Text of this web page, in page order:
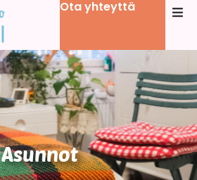
Ota yhteyttä
Asunnot